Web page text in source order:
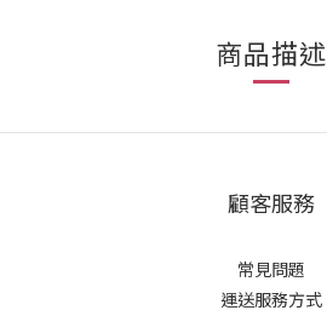
商品描述
顧客服務
常見問題
運送服務方式